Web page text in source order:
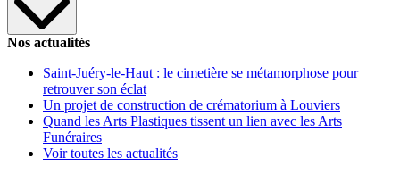
Nos actualités
Saint-Juéry-le-Haut : le cimetière se métamorphose pour
retrouver son éclat
Un projet de construction de crématorium à Louviers
Quand les Arts Plastiques tissent un lien avec les Arts
Funéraires
Voir toutes les actualités